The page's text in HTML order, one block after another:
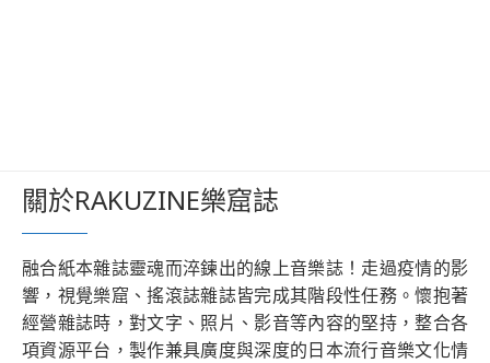
關於RAKUZINE樂窟誌
融合紙本雜誌靈魂而淬鍊出的線上音樂誌！走過疫情的影
響，視覺樂窟、搖滾誌雜誌皆完成其階段性任務。懷抱著
經營雜誌時，對文字、照片、影音等內容的堅持，整合各
項資源平台，製作兼具廣度與深度的日本流行音樂文化情